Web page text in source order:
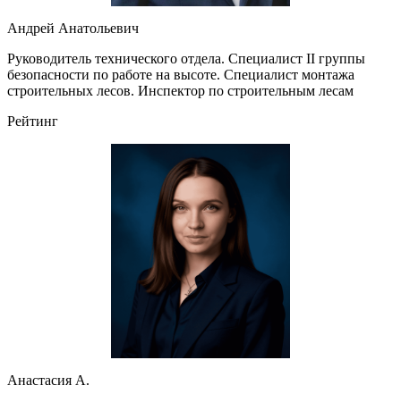
Андрей Анатольевич
Руководитель технического отдела. Специалист II группы
безопасности по работе на высоте. Специалист монтажа
строительных лесов. Инспектор по строительным лесам
Рейтинг
Анастасия А.